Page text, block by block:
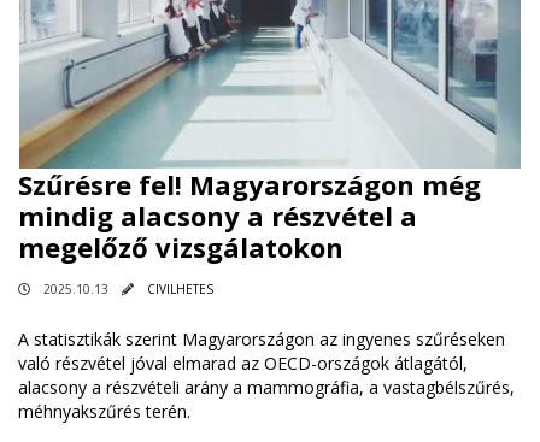
Szűrésre fel! Magyarországon még
mindig alacsony a részvétel a
megelőző vizsgálatokon
2025.10.13 CIVILHETES
A statisztikák szerint Magyarországon az ingyenes szűréseken
való részvétel jóval elmarad az OECD-országok átlagától,
alacsony a részvételi arány a mammográfia, a vastagbélszűrés,
méhnyakszűrés terén.